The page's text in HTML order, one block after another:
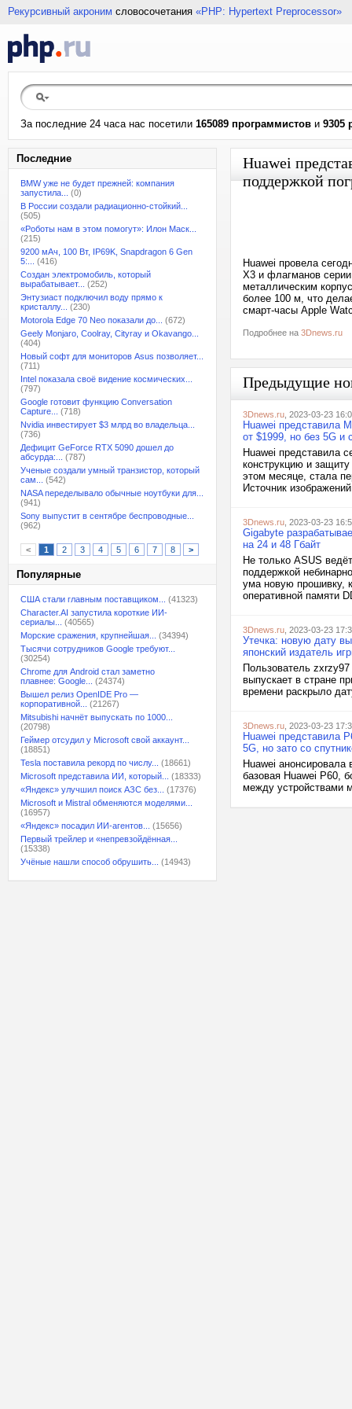
Рекурсивный акроним словосочетания «PHP: Hypertext Preprocessor»
За последние 24 часа нас посетили 165089 программистов и 9305
Последние
BMW уже не будет прежней: компания
запустила...
(0)
В России создали радиационно-стойкий...
(505)
«Роботы нам в этом помогут»: Илон Маск...
(215)
9200 мАч, 100 Вт, IP69K, Snapdragon 6 Gen
5:...
(416)
Создан электромобиль, который
вырабатывает...
(252)
Энтузиаст подключил воду прямо к
кристаллу...
(230)
Motorola Edge 70 Neo показали до...
(672)
Geely Monjaro, Coolray, Cityray и Okavango...
(404)
Новый софт для мониторов Asus позволяет...
(711)
Intel показала своё видение космических...
(797)
Google готовит функцию Conversation
Capture...
(718)
Nvidia инвестирует $3 млрд во владельца...
(736)
Дефицит GeForce RTX 5090 дошел до
абсурда:...
(787)
Ученые создали умный транзистор, который
сам...
(542)
NASA переделывало обычные ноутбуки для...
(941)
Sony выпустит в сентябре беспроводные...
(962)
< 1 2 3 4 5 6 7 8 >
Популярные
США стали главным поставщиком...
(41323)
Character.AI запустила короткие ИИ-
сериалы...
(40565)
Морские сражения, крупнейшая...
(34394)
Тысячи сотрудников Google требуют...
(30254)
Chrome для Android стал заметно
плавнее: Google...
(24374)
Вышел релиз OpenIDE Pro —
корпоративной...
(21267)
Mitsubishi начнёт выпускать по 1000...
(20798)
Геймер отсудил у Microsoft свой аккаунт...
(18851)
Tesla поставила рекорд по числу...
(18661)
Microsoft представила ИИ, который...
(18333)
«Яндекс» улучшил поиск АЗС без...
(17376)
Microsoft и Mistral обменяются моделями...
(16957)
«Яндекс» посадил ИИ-агентов...
(15656)
Первый трейлер и «непревзойдённая...
(15338)
Учёные нашли способ обрушить...
(14943)
Huawei
поддержкой
Huawei провела
X3 и флагманов
металлическим
более 100 м, что
смарт-часы Apple
Подробнее на 3Dnews.ru
Предыдущие
3Dnews.ru , 2023-03-23
Huawei представила
от $1999, но без 5G и
Huawei представила
конструкцию и
этом месяце, стала
Источник
3Dnews.ru , 2023-03-23
Gigabyte
на 24 и 48 Гбайт
Не только ASUS
поддержкой
ума новую прошивку,
оперативной памяти
3Dnews.ru , 2023-03-23
Утечка: новую дату
японский издатель
Пользователь
выпускает в стране
времени раскрыло
3Dnews.ru , 2023-03-23
Huawei представила
5G, но зато со
Huawei
базовая Huawei P60,
между устройствами